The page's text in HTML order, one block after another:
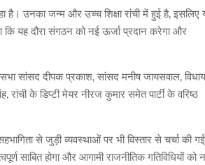
है। उनका जन्म और उच्च शिक्षा रांची में हुई है, इसलिए
यह दौरा संगठन को नई ऊर्जा प्रदान करेगा और
सांसद दीपक प्रकाश, सांसद मनीष जायसवाल,
रांची के डिप्टी मेयर नीरज कुमार समेत पार्टी के वरिष्ठ
से जुड़ी व्यवस्थाओं पर भी विस्तार से चर्चा की
साबित होगा और आगामी राजनीतिक गतिविधियों को